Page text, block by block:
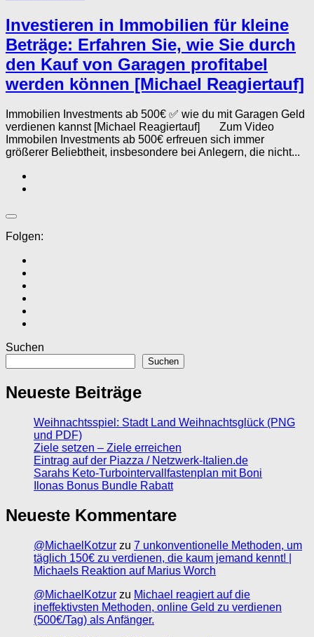
Investieren in Immobilien für kleine
Beträge: Erfahren Sie, wie Sie durch
den Kauf von Garagen profitabel
werden können [Michael Reagiertauf]
Immobilien Investments ab 500€ ✅ wie du mit Garagen Geld
verdienen kannst [Michael Reagiertauf] Zum Video
Immobilen Investments ab 500€ erfreuen sich immer
größerer Beliebtheit, insbesondere bei Anlegern, die nicht...
Folgen:
Suchen
Suchen
Neueste Beiträge
Weihnachtsspiel: Stadt Land Weihnachtsglück (PNG
und PDF)
Ziele setzen – Ziele erreichen
Eintrag auf der Piazza / Netzwerk-Italien.de
Sarahs Keto-Turbointervallfastenplan mit Boni
Ilonas Bonus Bundle Rabatt
Neueste Kommentare
@MichaelKotzur zu 7 unkonventionelle Methoden, um
täglich 150€ zu verdienen, die kaum jemand kennt! |
Michaels Reaktion auf Marius Worch
@MichaelKotzur zu Michael reagiert auf die
ineffektivsten Methoden, online Geld zu verdienen
(500€/Tag) als Anfänger.